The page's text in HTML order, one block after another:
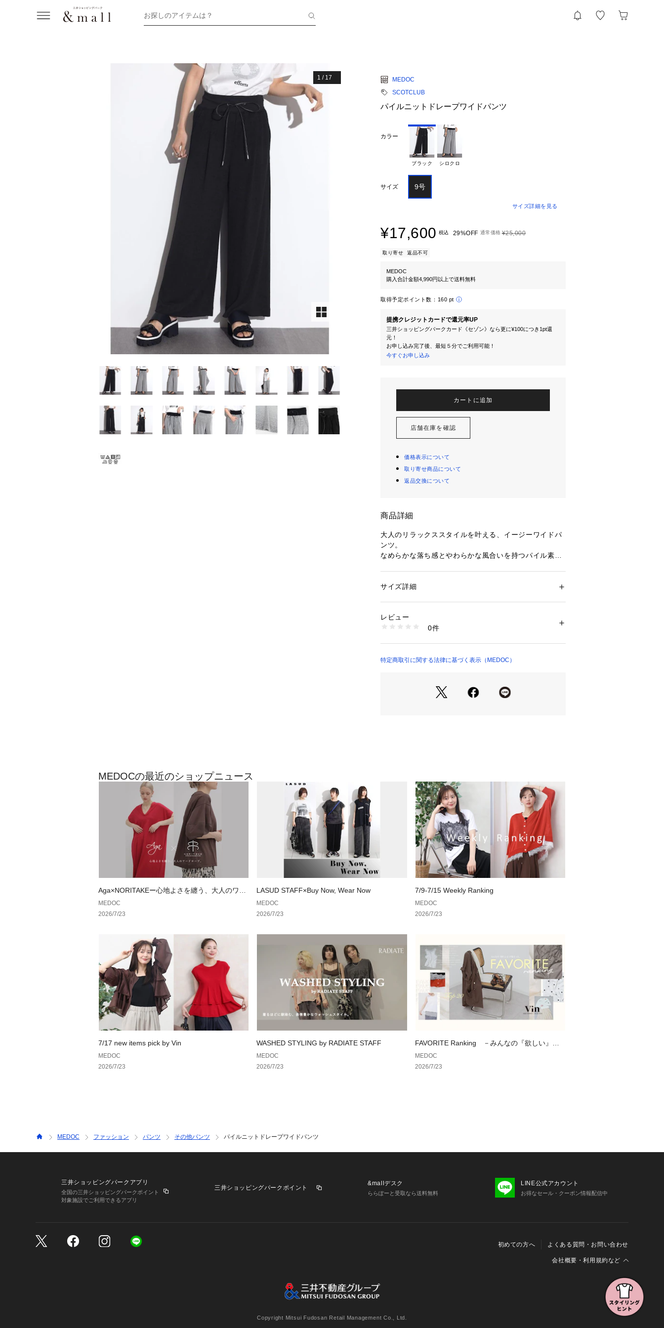
お探しのアイテムは？
1 / 17
MEDOC
SCOTCLUB
パイルニットドレープワイドパンツ
カラー
ブラック シロクロ
サイズ 9号
サイズ詳細を見る
¥17,600 税込 29%OFF 通常価格 ¥25,000
取り寄せ 返品不可
MEDOC
購入合計金額4,990円以上で送料無料
取得予定ポイント数： 160 pt
提携クレジットカードで還元率UP
三井ショッピングパークカード《セゾン》なら更に¥100につき1pt還
元！
お申し込み完了後、最短５分でご利用可能！
今すぐお申し込み
カートに追加
店舗在庫を確認
価格表示について
取り寄せ商品について
返品交換について
商品詳細
大人のリラックススタイルを叶える、イージーワイドパ
ンツ。
なめらかな落ち感とやわらかな風合いを持つパイル素材
ストレッチ性にも優れており、長時間の着用でもストレ
お好みのフィット感に調節が可能です。
ドレーピーなワイドシルエットが脚のラインをさりげな
ザインに仕上げています。
トなトップスと合わせたバランスの良いスタイリングも
合がございます。一番実物に近いお色味は生地画像でご
ざいます。
9号（cm）
パンツ丈:100
ウエスト幅:7
ウエスト:68～78
性別：レディース
   ポケット部分 ポリエステル：100％
原産国 | 日本
ポケット | あり ※後ろポケットはフェイク
4150000023227
（モール）
022231368 （ショップ）
サイズ詳細
レビュー
0件
特定商取引に関する法律に基づく表示（MEDOC）
MEDOCの最近のショップニュース
Aga×NORITAKEー心地よさを纏う、大人のワー
ドローブ。ー
MEDOC
2026/7/23
LASUD STAFF×Buy Now, Wear Now
MEDOC
2026/7/23
7/9-7/15 Weekly Ranking
MEDOC
2026/7/23
7/17 new items pick by Vin
MEDOC
2026/7/23
WASHED STYLING by RADIATE STAFF
MEDOC
2026/7/23
FAVORITE Ranking －みんなの『欲しい』が
集まった、お気に入り登録数ランキング－
MEDOC
2026/7/23
MEDOC ファッション パンツ その他パンツ パイルニットドレープワイドパンツ
三井ショッピングパークアプリ
全国の三井ショッピングパークポイント
対象施設でご利用できるアプリ
三井ショッピングパークポイント
&mallデスク
ららぽーと受取なら送料無料
LINE公式アカウント
お得なセール・クーポン情報配信中
初めての方へ よくある質問・お問い合わせ
会社概要・利用規約など
特定商取引に関する法律に基づく表示
個人情報保護方針 個人情報の取り扱いについて
Cookieおよびアクセスログについて
三井不動産グループ ソーシャルメディアガイドライン
Copyright Mitsui Fudosan Retail Management Co., Ltd.